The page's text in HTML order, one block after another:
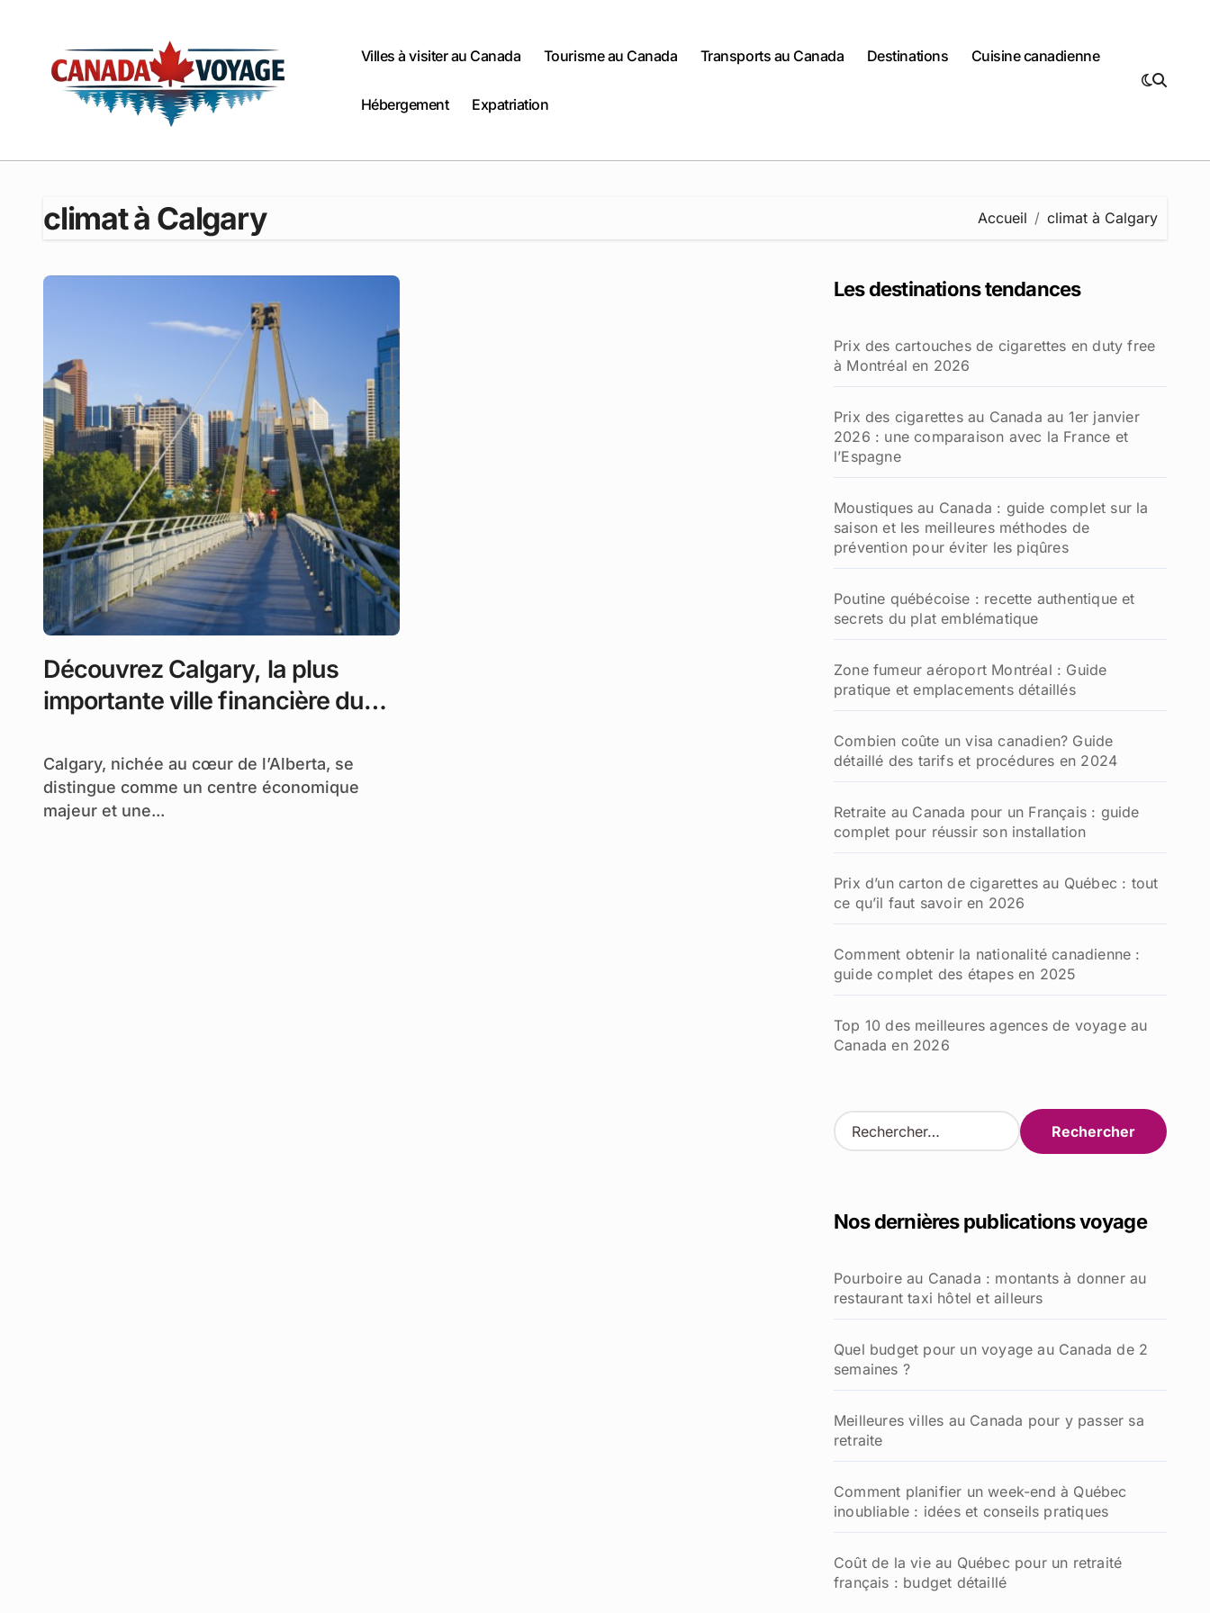
Villes à visiter au Canada Tourisme au Canada Transports au Canada Destinations Cuisine canadienne
Hébergement Expatriation
climat à Calgary Accueil climat à Calgary
Découvrez Calgary, la plus
importante ville financière du
Calgary, nichée au cœur de l’Alberta, se
distingue comme un centre économique
majeur et une...
Les destinations tendances
Prix des cartouches de cigarettes en duty free
à Montréal en 2026
Prix des cigarettes au Canada au 1er janvier
2026 : une comparaison avec la France et
l’Espagne
Moustiques au Canada : guide complet sur la
saison et les meilleures méthodes de
prévention pour éviter les piqûres
Poutine québécoise : recette authentique et
secrets du plat emblématique
Zone fumeur aéroport Montréal : Guide
pratique et emplacements détaillés
Combien coûte un visa canadien? Guide
détaillé des tarifs et procédures en 2024
Retraite au Canada pour un Français : guide
complet pour réussir son installation
Prix d’un carton de cigarettes au Québec : tout
ce qu’il faut savoir en 2026
Comment obtenir la nationalité canadienne :
guide complet des étapes en 2025
Top 10 des meilleures agences de voyage au
Canada en 2026
R
e
r
e
r
Nos dernières publications voyage
Pourboire au Canada : montants à donner au
restaurant taxi hôtel et ailleurs
Quel budget pour un voyage au Canada de 2
semaines ?
Meilleures villes au Canada pour y passer sa
retraite
Comment planifier un week-end à Québec
inoubliable : idées et conseils pratiques
Coût de la vie au Québec pour un retraité
français : budget détaillé